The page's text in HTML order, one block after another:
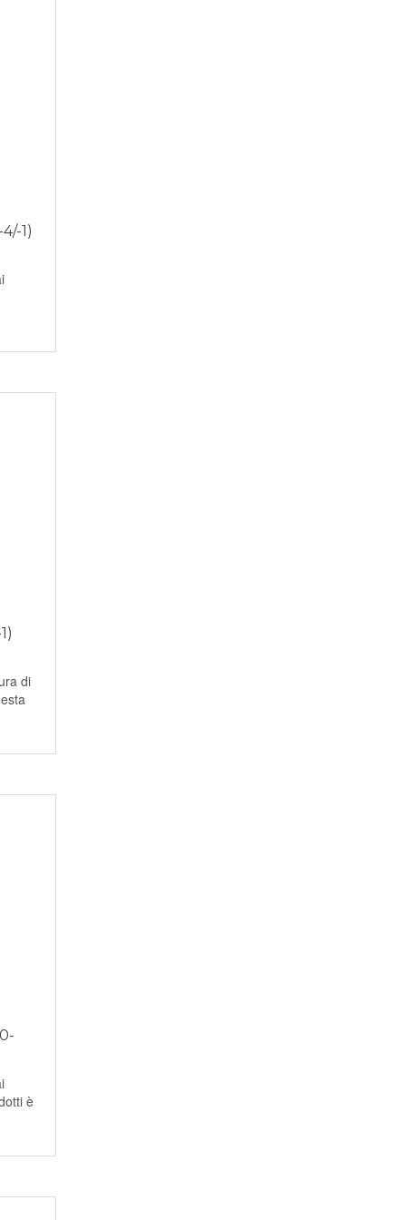
1)
di
è